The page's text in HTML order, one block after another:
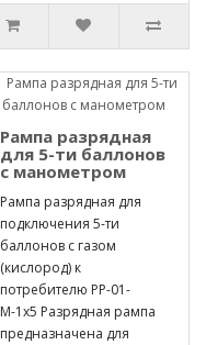
Рампа разрядная
для 5-ти баллонов
с манометром
Рампа разрядная для
подключения 5-ти
баллонов с газом
(кислород) к
потребителю РР-01-
М-1х5 Разрядная рампа
предназначена для